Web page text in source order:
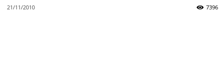
21/11/2010 7396